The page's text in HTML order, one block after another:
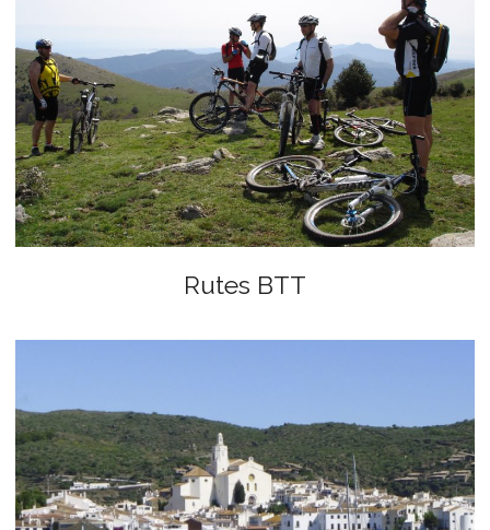
Rutes BTT